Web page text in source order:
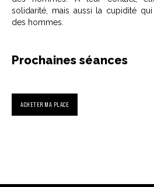
solidarité, mais aussi la cupidité
des hommes.
Prochaines séances
ACHETER MA PLACE